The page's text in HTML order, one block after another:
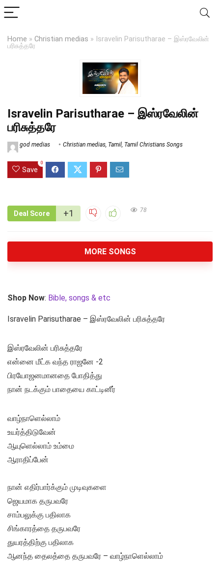
Home » Christian medias » Isravelin Parisutharae – இஸ்ரவேலின்
பரிசுத்தரே
Isravelin Parisutharae – இஸ்ரவேலின்
பரிசுத்தரே
god medias Christian medias Tamil Tamil Christians Songs
Save
0
Deal Score +1 78
MORE SONGS
Shop Now: Bible, songs & etc
Isravelin Parisutharae – இஸ்ரவேலின் பரிசுத்தரே
இஸ்ரவேலின் பரிசுத்தரே
என்னை மீட்க வந்த ராஜனே -2
பிரயோஜனமானதை போதித்து
நான் நடக்கும் பாதையை காட்டினீர்
வாழ்நாளெல்லாம்
உயர்த்திடுவேன்
ஆயுளெல்லாம் உம்மை
ஆராதிப்பேன்
நான் எதிர்பார்க்கும் முடிவுகளை
ஜெயமாக தருபவரே
சாம்பலுக்கு பதிலாக
சிங்காரத்தை தருபவரே
துயரத்திற்கு பதிலாக
ஆனந்த தைலத்தை தருபவரே – வாழ்நாளெல்லாம்